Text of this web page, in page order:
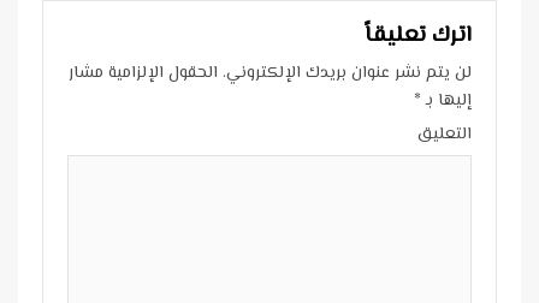
اترك تعليقاً
لن يتم نشر عنوان بريدك الإلكتروني. الحقول الإلزامية مشار
إليها بـ*
التعليق